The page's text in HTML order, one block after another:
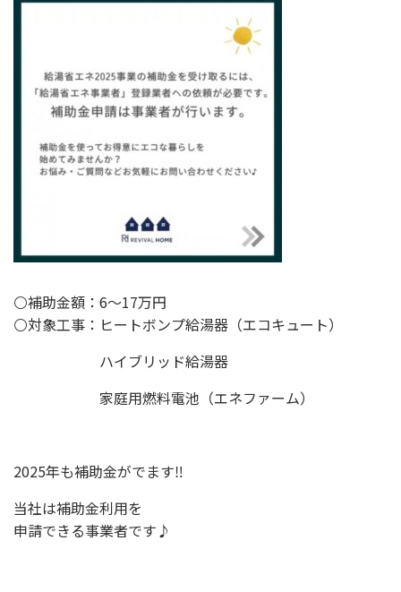
⚪補助金額：6～17万円
⚪対象工事：ヒートボンプ給湯器（エコキュート）
ハイブリッド給湯器
家庭用燃料電池（エネファーム）
2025年も補助金がでます‼
当社は補助金利用を
申請できる事業者です♪